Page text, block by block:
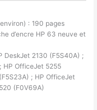
: 190 pages
d’encre HP 63 neuve et
DeskJet 2130 (F5S40A) ;
HP OfficeJet 5255
; HP OfficeJet
(F0V69A)